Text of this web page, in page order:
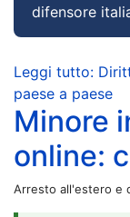
difensore
Leggi tutto:
paese a paese
Minore
online:
Arresto all'estero e